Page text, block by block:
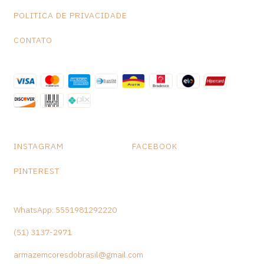
POLITICA DE PRIVACIDADE
CONTATO
INSTAGRAM FACEBOOK
PINTEREST
WhatsApp: 5551981292220
(51) 3137-2971
armazemcoresdobrasil@gmail.com